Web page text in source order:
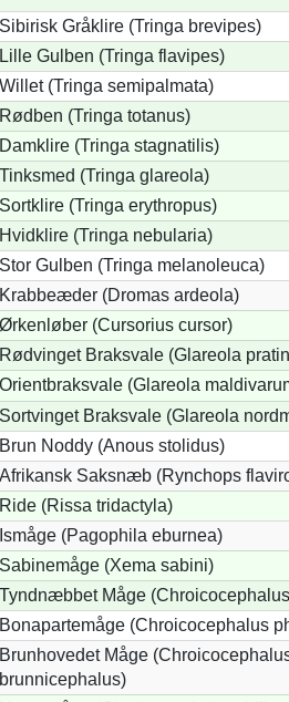
Sibirisk Gråklire (Tringa brevipes)
Lille Gulben (Tringa flavipes)
Willet (Tringa semipalmata)
Rødben (Tringa totanus)
Damklire (Tringa stagnatilis)
Tinksmed (Tringa glareola)
Sortklire (Tringa erythropus)
Hvidklire (Tringa nebularia)
Stor Gulben (Tringa melanoleuca)
Krabbeæder (Dromas ardeola)
Ørkenløber (Cursorius cursor)
Rødvinget Braksvale (Glareola
Orientbraksvale (Glareola
Sortvinget Braksvale (Glareola
Brun Noddy (Anous stolidus)
Afrikansk Saksnæb (Rynchops
Ride (Rissa tridactyla)
Ismåge (Pagophila eburnea)
Sabinemåge (Xema sabini)
Tyndnæbbet Måge
Bonapartemåge (Chroicocephalus
Brunhovedet Måge
brunnicephalus)